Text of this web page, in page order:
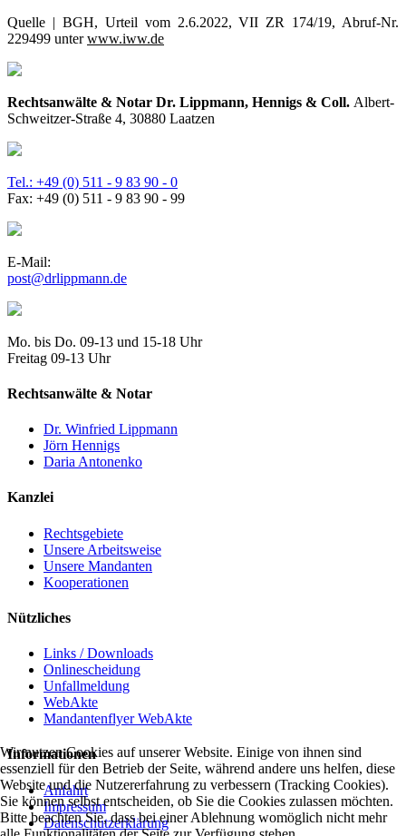
Quelle | BGH, Urteil vom 2.6.2022, VII ZR 174/19, Abruf-Nr.
229499 unterwww.iww.de
Rechtsanwälte & Notar Dr. Lippmann, Hennigs & Coll. Albert-
Schweitzer-Straße 4, 30880 Laatzen
Tel.: +49 (0) 511 - 9 83 90 - 0
Fax: +49 (0) 511 - 9 83 90 - 99
E-Mail:
post@drlippmann.de
Mo. bis Do. 09-13 und 15-18 Uhr
Freitag 09-13 Uhr
Rechtsanwälte & Notar
Dr. Winfried Lippmann
Jörn Hennigs
Daria Antonenko
Kanzlei
Rechtsgebiete
Unsere Arbeitsweise
Unsere Mandanten
Kooperationen
Nützliches
Links / Downloads
Onlinescheidung
Unfallmeldung
WebAkte
Mandantenflyer WebAkte
Informationen
Anfahrt
Impressum
Datenschutzerklärung
Wir nutzen Cookies auf unserer Website. Einige von ihnen sind
essenziell für den Betrieb der Seite, während andere uns helfen, diese
Website und die Nutzererfahrung zu verbessern (Tracking Cookies).
Sie können selbst entscheiden, ob Sie die Cookies zulassen möchten.
Bitte beachten Sie, dass bei einer Ablehnung womöglich nicht mehr